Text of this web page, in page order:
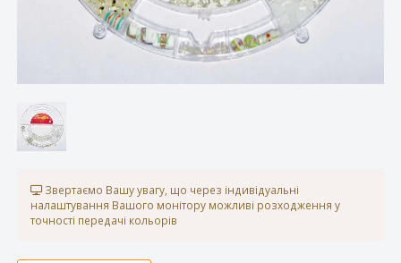
Звертаємо Вашу увагу, що через індивідуальні
налаштування Вашого монітору можливі розходження у
точності передачі кольорів